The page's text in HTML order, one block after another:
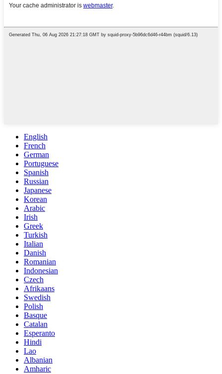
English
French
German
Portuguese
Spanish
Russian
Japanese
Korean
Arabic
Irish
Greek
Turkish
Italian
Danish
Romanian
Indonesian
Czech
Afrikaans
Swedish
Polish
Basque
Catalan
Esperanto
Hindi
Lao
Albanian
Amharic